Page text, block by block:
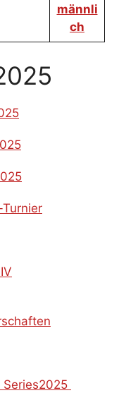
männli
ch
Series2025